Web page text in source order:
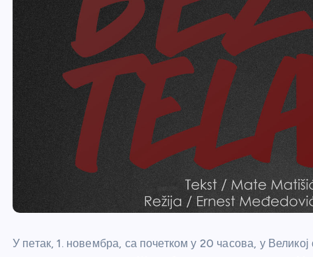
У петак, 1. новембра, са почетком у 20 часова, у